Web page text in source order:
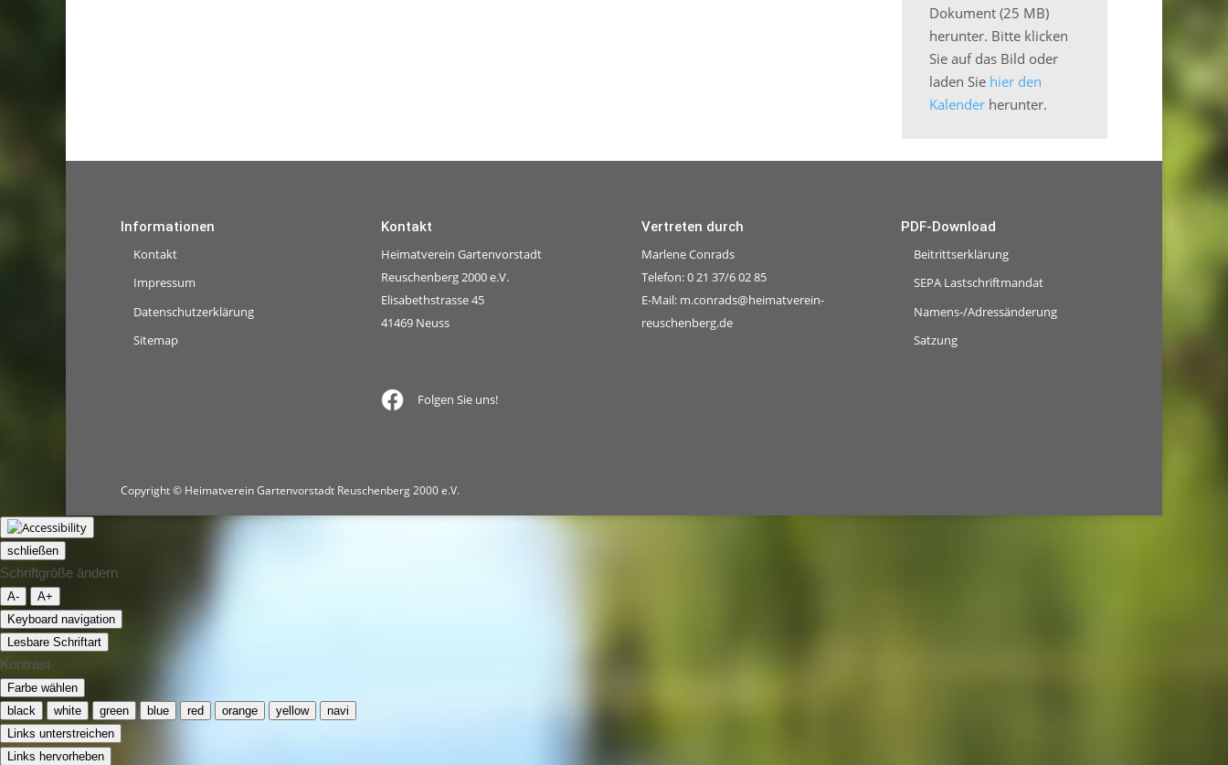
Dokument (25 MB)
herunter. Bitte klicken
Sie auf das Bild oder
laden Sie hier den
Kalenderherunter.
Informationen
Kontakt
Impressum
Datenschutzerklärung
Sitemap
Kontakt
Heimatverein Gartenvorstadt
Reuschenberg 2000 e.V.
Elisabethstrasse 45
41469 Neuss
Folgen Sie uns!
Vertreten durch
Marlene Conrads
Telefon: 0 21 37/6 02 85
E-Mail: m.conrads@heimatverein-
reuschenberg.de
PDF-Download
Beitrittserklärung
SEPA Lastschriftmandat
Namens-/Adressänderung
Satzung
Copyright © Heimatverein Gartenvorstadt Reuschenberg 2000 e.V.
schließen
Schriftgröße ändern
A-
A+
Keyboard navigation
Lesbare Schriftart
Kontrast
Farbe wählen
black
white green blue red orange yellow
navi
Links unterstreichen
Links hervorheben